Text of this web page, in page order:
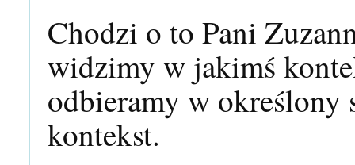
Chodzi o to Pani
widzimy w jakimś
odbieramy w określony
kontekst.